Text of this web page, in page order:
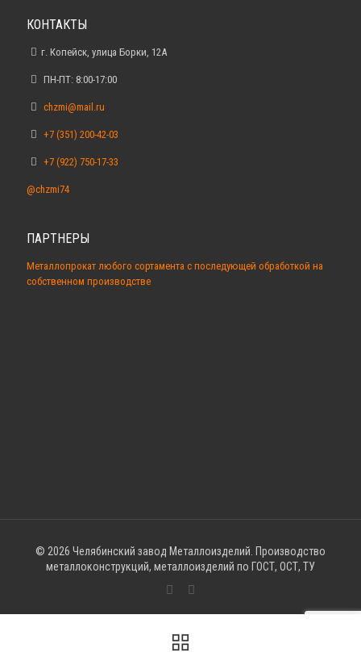
КОНТАКТЫ
г. Копейск, улица Борки, 12А
ПН-ПТ: 8:00-17:00
chzmi@mail.ru
+7 (351) 200-42-03
+7 (922) 750-17-33
@chzmi74
ПАРТНЕРЫ
Металлопрокат любого сортамента с последующей обработкой на
собственном производстве
© 2026 Челябинский завод Металлоизделий. Производство
металлоконструкций, металлоизделий по ГОСТ, ОСТ, ТУ